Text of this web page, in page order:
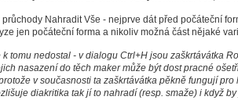
Nahradit Vše - nejprve dát před počáteční
jen počáteční forma a nikoliv možná část nějaké
tomu nedostal - v dialogu Ctrl+H jsou zaškrtávátka
nasazení do těch maker může být dost pracné
v současnosti ta zaškrtávátka pěkně fungují
diakritika tak jí to nahradí (resp. smaže) i když